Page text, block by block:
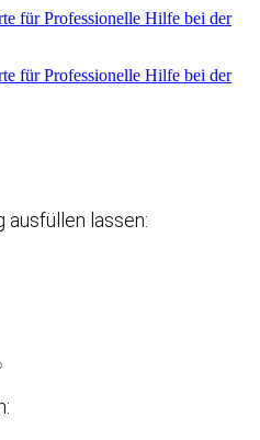
für Professionelle Hilfe bei der
für Professionelle Hilfe bei der
lassen: